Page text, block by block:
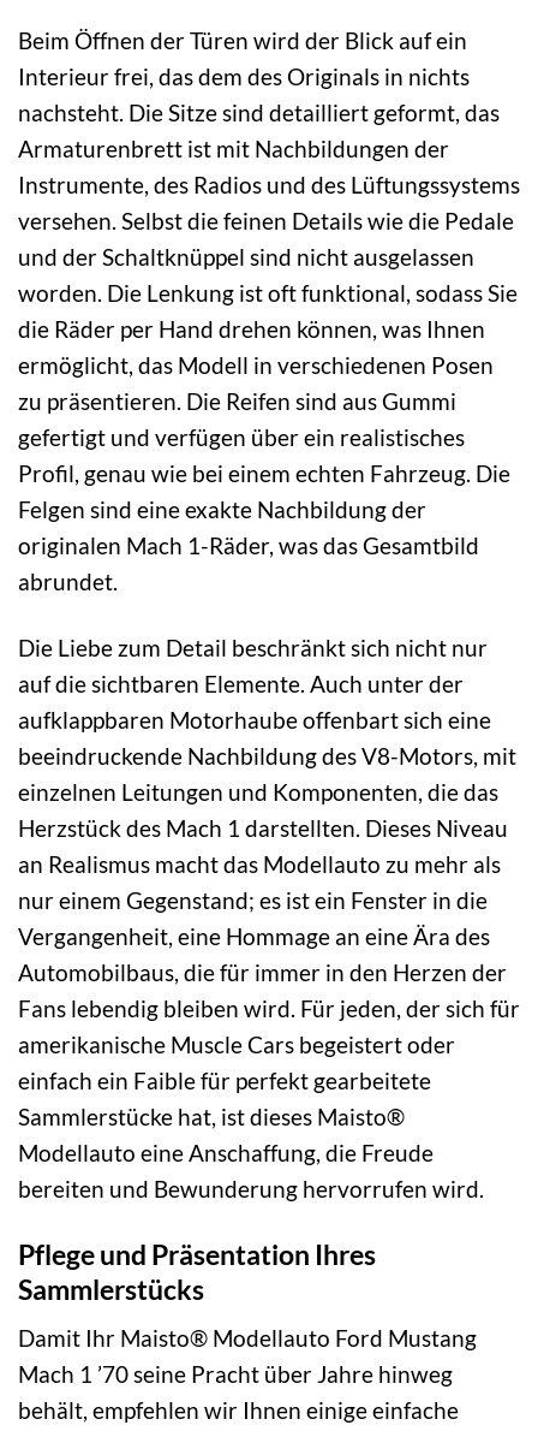
Beim Öffnen der Türen wird der Blick auf ein
Interieur frei, das dem des Originals in nichts
nachsteht. Die Sitze sind detailliert geformt, das
Armaturenbrett ist mit Nachbildungen der
Instrumente, des Radios und des Lüftungssystems
versehen. Selbst die feinen Details wie die Pedale
und der Schaltknüppel sind nicht ausgelassen
worden. Die Lenkung ist oft funktional, sodass Sie
die Räder per Hand drehen können, was Ihnen
ermöglicht, das Modell in verschiedenen Posen
zu präsentieren. Die Reifen sind aus Gummi
gefertigt und verfügen über ein realistisches
Profil, genau wie bei einem echten Fahrzeug. Die
Felgen sind eine exakte Nachbildung der
originalen Mach 1-Räder, was das Gesamtbild
abrundet.
Die Liebe zum Detail beschränkt sich nicht nur
auf die sichtbaren Elemente. Auch unter der
aufklappbaren Motorhaube offenbart sich eine
beeindruckende Nachbildung des V8-Motors, mit
einzelnen Leitungen und Komponenten, die das
Herzstück des Mach 1 darstellten. Dieses Niveau
an Realismus macht das Modellauto zu mehr als
nur einem Gegenstand; es ist ein Fenster in die
Vergangenheit, eine Hommage an eine Ära des
Automobilbaus, die für immer in den Herzen der
Fans lebendig bleiben wird. Für jeden, der sich für
amerikanische Muscle Cars begeistert oder
einfach ein Faible für perfekt gearbeitete
Sammlerstücke hat, ist dieses Maisto®
Modellauto eine Anschaffung, die Freude
bereiten und Bewunderung hervorrufen wird.
Pflege und Präsentation Ihres
Sammlerstücks
Damit Ihr Maisto® Modellauto Ford Mustang
Mach 1 ’70 seine Pracht über Jahre hinweg
behält, empfehlen wir Ihnen einige einfache